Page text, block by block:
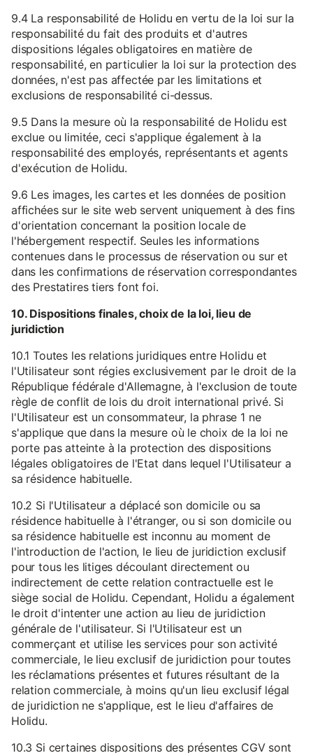
9.4 La responsabilité de Holidu en vertu de la loi sur la
responsabilité du fait des produits et d'autres
dispositions légales obligatoires en matière de
responsabilité, en particulier la loi sur la protection des
données, n'est pas affectée par les limitations et
exclusions de responsabilité ci-dessus.
9.5 Dans la mesure où la responsabilité de Holidu est
exclue ou limitée, ceci s'applique également à la
responsabilité des employés, représentants et agents
d'exécution de Holidu.
9.6 Les images, les cartes et les données de position
affichées sur le site web servent uniquement à des fins
d'orientation concernant la position locale de
l'hébergement respectif. Seules les informations
contenues dans le processus de réservation ou sur et
dans les confirmations de réservation correspondantes
des Prestatires tiers font foi.
10. Dispositions finales, choix de la loi, lieu de
juridiction
10.1 Toutes les relations juridiques entre Holidu et
l'Utilisateur sont régies exclusivement par le droit de la
République fédérale d'Allemagne, à l'exclusion de toute
règle de conflit de lois du droit international privé. Si
l'Utilisateur est un consommateur, la phrase 1 ne
s'applique que dans la mesure où le choix de la loi ne
porte pas atteinte à la protection des dispositions
légales obligatoires de l'Etat dans lequel l'Utilisateur a
sa résidence habituelle.
10.2 Si l'Utilisateur a déplacé son domicile ou sa
résidence habituelle à l'étranger, ou si son domicile ou
sa résidence habituelle est inconnu au moment de
l'introduction de l'action, le lieu de juridiction exclusif
pour tous les litiges découlant directement ou
indirectement de cette relation contractuelle est le
siège social de Holidu. Cependant, Holidu a également
le droit d'intenter une action au lieu de juridiction
générale de l'utilisateur. Si l'Utilisateur est un
commerçant et utilise les services pour son activité
commerciale, le lieu exclusif de juridiction pour toutes
les réclamations présentes et futures résultant de la
relation commerciale, à moins qu'un lieu exclusif légal
de juridiction ne s'applique, est le lieu d'affaires de
Holidu.
10.3 Si certaines dispositions des présentes CGV sont